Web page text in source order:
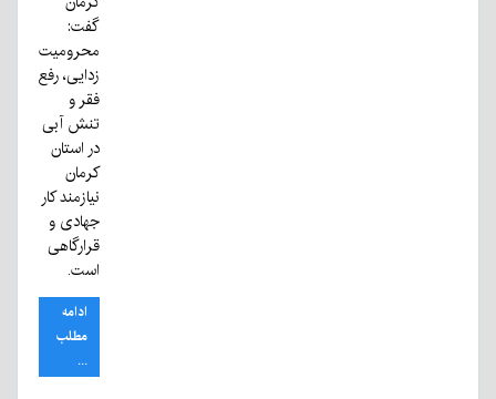
گفت:
محرومیت
زدایی، رفع
فقر و
تنش آبی
در استان
کرمان
نیازمند کار
جهادی و
قرارگاهی
است.
ادامه
مطلب
...